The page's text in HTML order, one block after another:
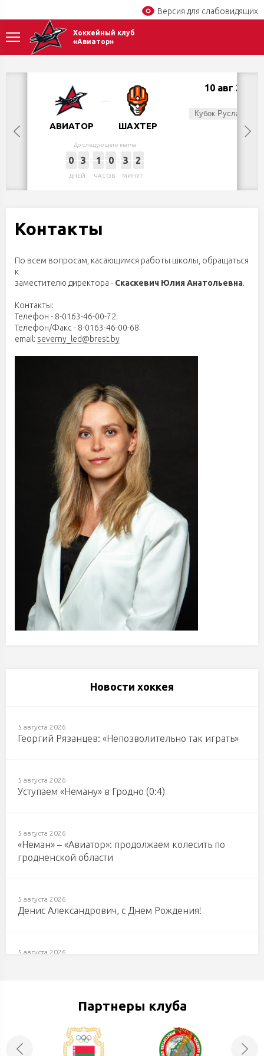
Версия для слабовидящих
Хоккейный клуб
«Авиатор»
АВИАТОР ШАХТЕР
До следующего матча
0 3
ДНЕЙ
1 0
ЧАСОВ
3 2
МИНУТ
10 авг 2026
Контакты
По всем вопросам, касающимся работы школы, обращаться
к
заместителю директора - Скаскевич Юлия Анатольевна.
Контакты:
Телефон - 8-0163-46-00-72.
Телефон/Факс - 8-0163-46-00-68.
email: severny_led@brest.by
Новости хоккея
5 августа 2026
Георгий Рязанцев: «Непозволительно так играть»
5 августа 2026
Уступаем «Неману» в Гродно (0:4)
5 августа 2026
«Неман» – «Авиатор»: продолжаем колесить по
гродненской области
5 августа 2026
Денис Александрович, с Днем Рождения!
5 августа 2026
стала определяющей. Будем работать над
меньшинством, пересмотрим моменты с
Партнеры клуба